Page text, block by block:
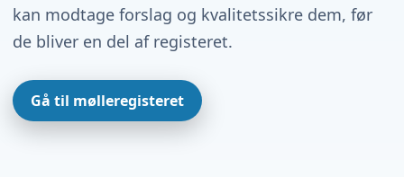
kan modtage forslag og kvalitetssikre dem, før
de bliver en del af registeret.
Gå til mølleregisteret